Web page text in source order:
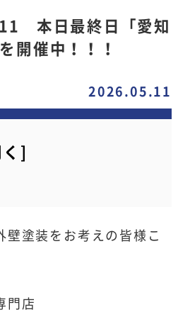
本日最終日「愛知
開催中！！！
2026.05.11
壁塗装をお考えの皆様こ
門店